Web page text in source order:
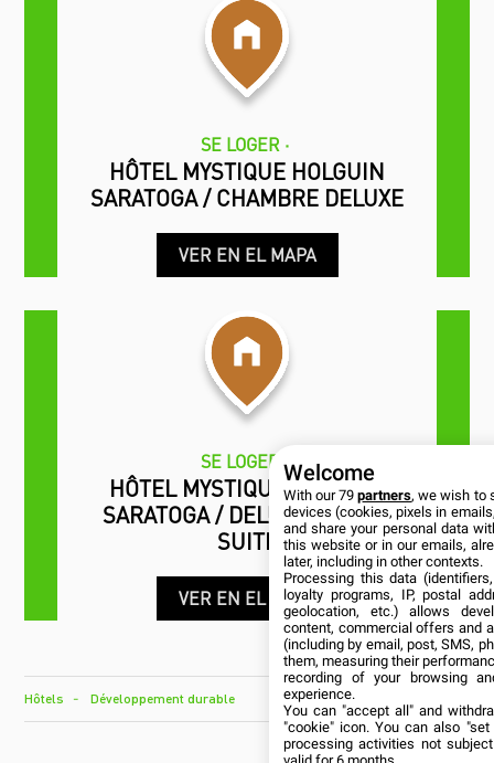
HÔTEL MYSTIQUE HOLGUIN
SARATOGA / CHAMBRE DELUXE
SE LOGER
VER EN EL MAPA
HÔTEL MYSTIQUE HOLGUIN
SARATOGA / DELUXE JUNIOR
SUITE
SE LOGER
VER EN EL MAPA
Hôtels Développement durable
CUBANÍA
Welcome
With our 79partners, we wish to
devices (cookies, pixels in
and share your personal data
this website or in our emails,
later, including in other contexts.
Processing this data
loyalty programs, IP, postal
geolocation, etc.) allows
content, commercial offers and
(including by email, post, SMS,
them, measuring their
recording of your browsing
experience.
You can "accept all" and
"cookie" icon. You can also
processing activities not
valid for 6 months.